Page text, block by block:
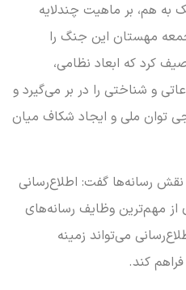
هم، بر ماهیت چندلایه
جمعه مهستان این جنگ را
کرد که ابعاد نظامی،
و شناختی را در بر می‌گیرد و
توان ملی و ایجاد شکاف میان
رسانه‌ها گفت: اطلاع‌رسانی
از مهم‌ترین وظایف رسانه‌های
می‌تواند زمینه
کند.